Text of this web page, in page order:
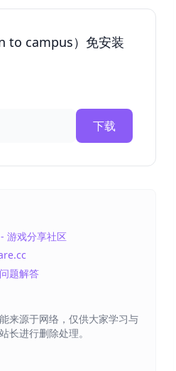
to campus）免安装
下载
游戏分享社区
题解答
来源于网络，仅供大家学习与
长进行删除处理。